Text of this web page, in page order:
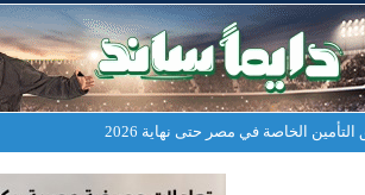
الخاصة في مصر حتى نهاية 2026